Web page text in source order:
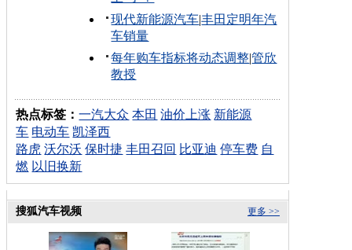
现代新能源汽车|丰田定明年汽
车销量
每年购车指标将动态调整|管欣
教授
热点标签：一汽大众 本田 油价上涨 新能源
车 电动车 凯泽西
路虎 沃尔沃 保时捷 丰田召回 比亚迪 停车费 自
燃 以旧换新
更多 >>
搜狐汽车视频